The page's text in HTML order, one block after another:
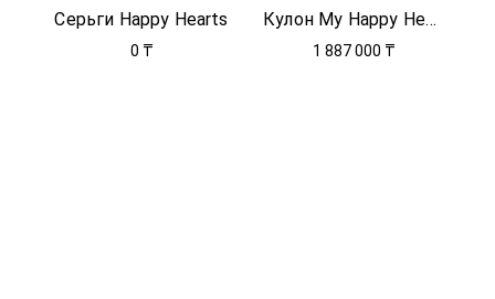
Серьги Happy Hearts
0 ₸
Кулон My Happy Hearts
1 887 000 ₸